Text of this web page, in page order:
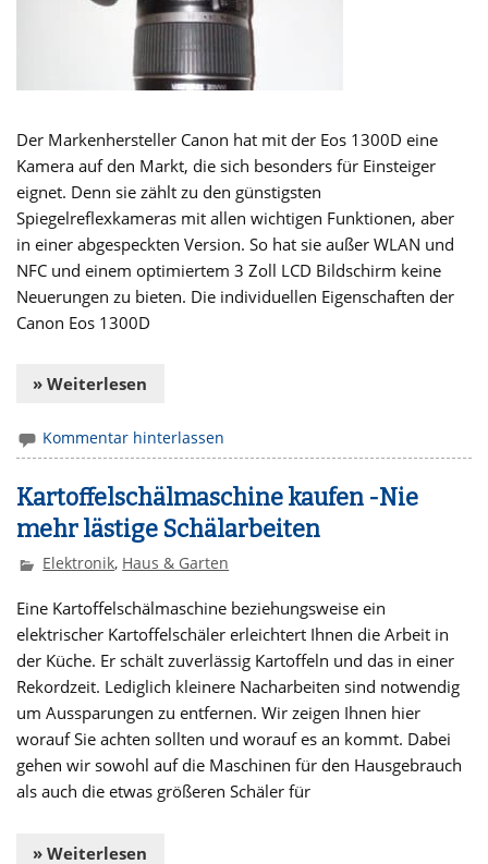
Der Markenhersteller Canon hat mit der Eos 1300D eine
Kamera auf den Markt, die sich besonders für Einsteiger
eignet. Denn sie zählt zu den günstigsten
Spiegelreflexkameras mit allen wichtigen Funktionen, aber
in einer abgespeckten Version. So hat sie außer WLAN und
NFC und einem optimiertem 3 Zoll LCD Bildschirm keine
Neuerungen zu bieten. Die individuellen Eigenschaften der
Canon Eos 1300D
» Weiterlesen
Kommentar hinterlassen
Kartoffelschälmaschine kaufen -Nie
mehr lästige Schälarbeiten
Elektronik, Haus & Garten
Eine Kartoffelschälmaschine beziehungsweise ein
elektrischer Kartoffelschäler erleichtert Ihnen die Arbeit in
der Küche. Er schält zuverlässig Kartoffeln und das in einer
Rekordzeit. Lediglich kleinere Nacharbeiten sind notwendig
um Aussparungen zu entfernen. Wir zeigen Ihnen hier
worauf Sie achten sollten und worauf es an kommt. Dabei
gehen wir sowohl auf die Maschinen für den Hausgebrauch
als auch die etwas größeren Schäler für
» Weiterlesen